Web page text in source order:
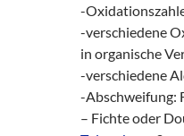
-
-verschiedene
in organische
-verschiedene
-Abschweifung:
– Fichte oder